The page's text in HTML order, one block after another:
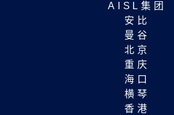
AISL集团
安比
曼谷
北京
重庆
海口
横琴
香港